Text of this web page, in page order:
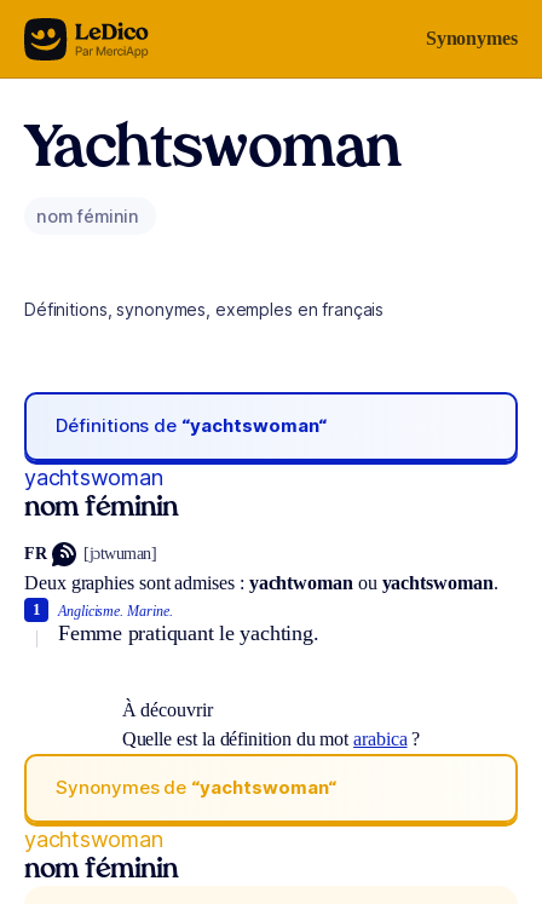
Aller au contenu Synonymes
Yachtswoman
nom féminin
Définitions, synonymes, exemples en français
Définitions de “yachtswoman“
yachtswoman
nom féminin
FR [jɔtwuman]
Deux graphies sont admises : yachtwoman ou yachtswoman.
Anglicisme. Marine.
Femme pratiquant le yachting.
1
À découvrir
Quelle est la définition du motarabica ?
Synonymes de “yachtswoman“
yachtswoman
nom féminin